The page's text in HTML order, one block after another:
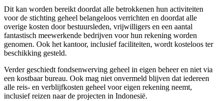
Dit kan worden bereikt doordat alle betrokkenen hun activiteiten
voor de stichting geheel belangeloos verrichten en doordat alle
overige kosten door bestuursleden, vrijwilligers en een aantal
fantastisch meewerkende bedrijven voor hun rekening worden
genomen. Ook het kantoor, inclusief faciliteiten, wordt kosteloos ter
beschikking gesteld.
Verder geschiedt fondsenwerving geheel in eigen beheer en niet via
een kostbaar bureau. Ook mag niet onvermeld blijven dat iedereen
alle reis- en verblijfkosten geheel voor eigen rekening neemt,
inclusief reizen naar de projecten in Indonesië.